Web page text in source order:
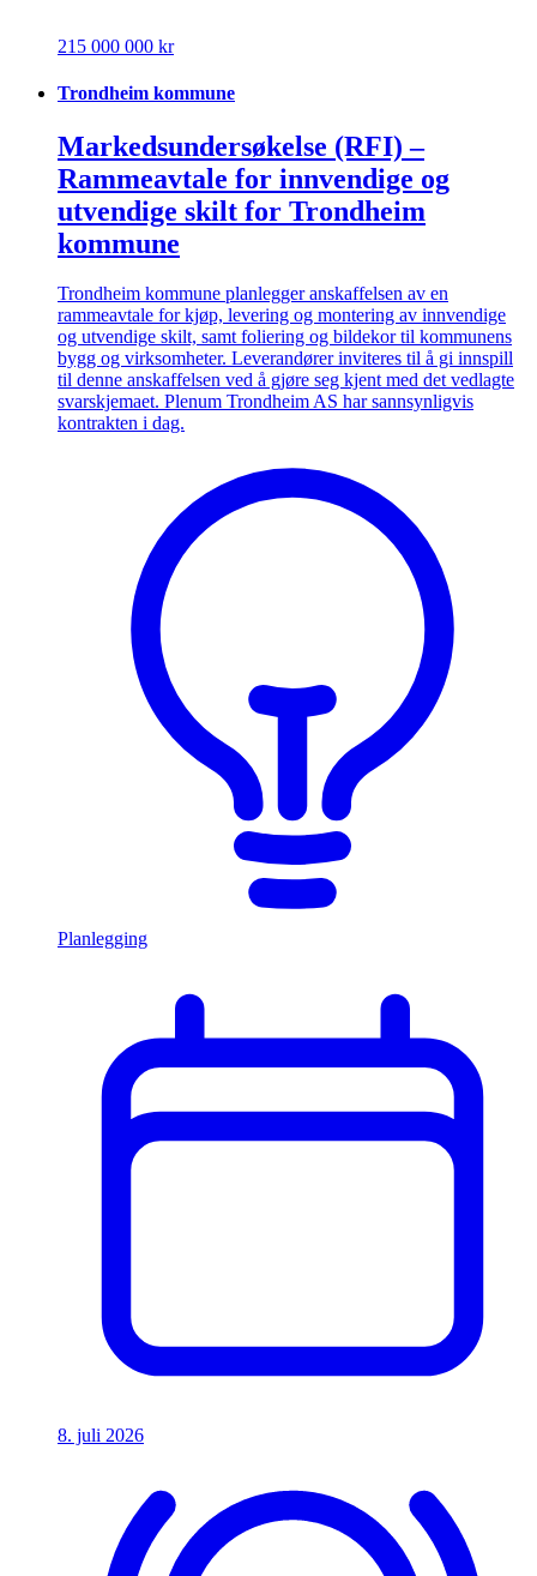
215 000 000 kr
Trondheim kommune
Markedsundersøkelse (RFI) –
Rammeavtale for innvendige og
utvendige skilt for Trondheim
kommune
Trondheim kommune planlegger anskaffelsen av en
rammeavtale for kjøp, levering og montering av innvendige
og utvendige skilt, samt foliering og bildekor til kommunens
bygg og virksomheter. Leverandører inviteres til å gi innspill
til denne anskaffelsen ved å gjøre seg kjent med det vedlagte
svarskjemaet. Plenum Trondheim AS har sannsynligvis
kontrakten i dag.
Planlegging
8. juli 2026